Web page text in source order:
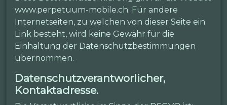
www.perpetuum-mobile.ch. Für andere
Internetseiten, zu welchen von dieser Seite ein
Link besteht, wird keine Gewähr für die
Einhaltung der Datenschutzbestimmungen
übernommen.
Datenschutzverantworlicher,
Kontaktadresse.